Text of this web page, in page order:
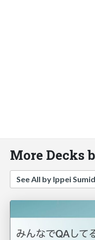
More Decks
See All by Ippei